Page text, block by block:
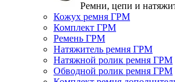
Ремни, цепи и
Кожух ремня ГРМ
Комплект ГРМ
Ремень ГРМ
Натяжитель ремня ГРМ
Натяжной ролик ремня ГРМ
Обводной ролик ремня ГРМ